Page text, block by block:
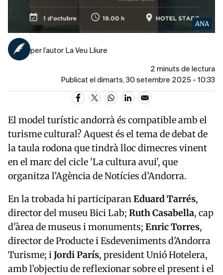
ANA
per l’autor La Veu Lliure
2 minuts de lectura
Publicat el dimarts, 30 setembre 2025 - 10:33
El model turístic andorrà és compatible amb el
turisme cultural? Aquest és el tema de debat de
la taula rodona que tindrà lloc dimecres vinent
en el marc del cicle 'La cultura avui', que
organitza l’Agència de Notícies d’Andorra.
En la trobada hi participaranEduard Tarrés,
director del museu Bici Lab; Ruth Casabella, cap
d'àrea de museus i monuments; Enric Torres,
director de Producte i Esdeveniments d'Andorra
Turisme; iJordi París, president Unió Hotelera,
amb l’objectiu de reflexionar sobre el present i el